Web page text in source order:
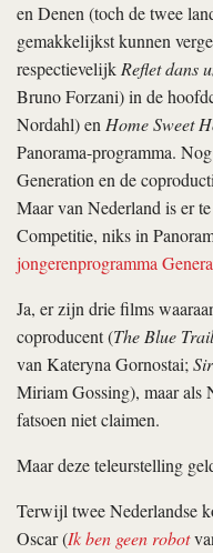
en Denen (toch de twee
gemakkelijkst kunnen
respectievelijkReflet dans
Bruno Forzani) in de
Nordahl) enHome Sweet
Panorama-programma.
Generation en de
Maar van Nederland is er
Competitie, niks in
jongerenprogramma
Ja, er zijn drie films
coproducent (The Blue Trail
van Kateryna Gornostai;
Miriam Gossing), maar als
fatsoen niet claimen.
Maar deze teleurstelling
Terwijl twee Nederlandse
Oscar (Ik ben geen robot